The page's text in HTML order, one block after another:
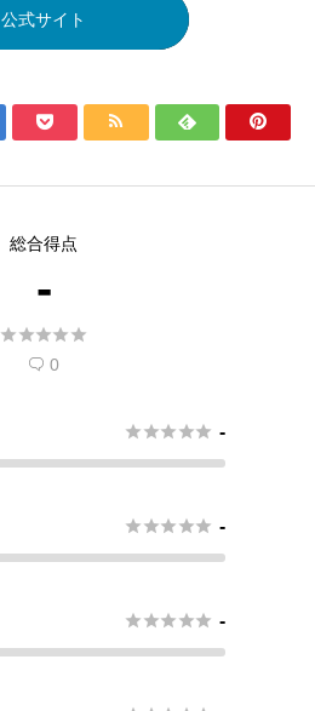
公式サイト
   
総合得点
-

 0
 -
 -
 -